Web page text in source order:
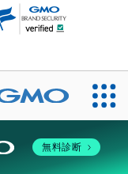
無料診断